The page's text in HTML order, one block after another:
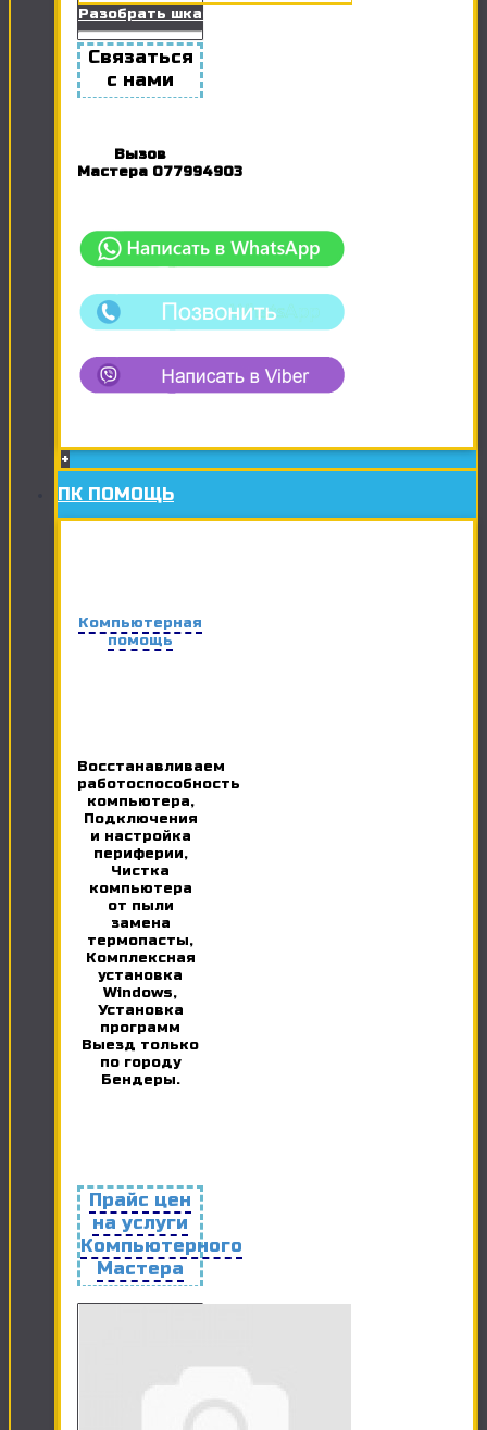
Разобрать шкаф
Связаться
с нами
Вызов
Мастера 077994903
+
ПК ПОМОЩЬ
Компьютерная
помощь
Восстанавливаем
работоспособность
компьютера,
Подключения
и настройка
периферии,
Чистка
компьютера
от пыли
замена
термопасты,
Комплексная
установка
Windows,
Установка
программ
Выезд только
по городу
Бендеры.
Прайс цен
на услуги
Компьютерного
Мастера